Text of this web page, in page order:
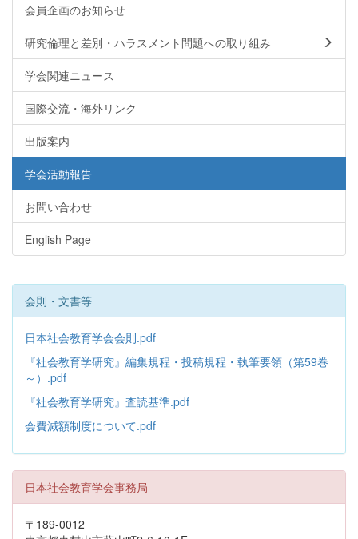
会員企画のお知らせ
研究倫理と差別・ハラスメント問題への取り組み
学会関連ニュース
国際交流・海外リンク
出版案内
学会活動報告
お問い合わせ
English Page
会則・文書等
日本社会教育学会会則.pdf
『社会教育学研究』編集規程・投稿規程・執筆要領（第59巻
～）.pdf
『社会教育学研究』査読基準.pdf
会費減額制度について.pdf
日本社会教育学会事務局
〒189-0012